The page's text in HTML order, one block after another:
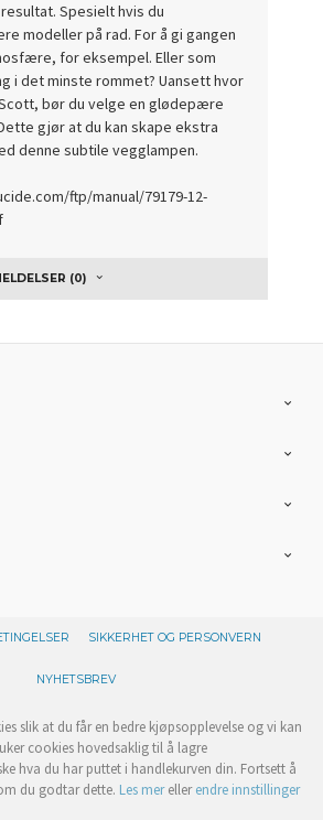
Spesielt hvis du
modeller på rad. For å gi gangen
for eksempel. Eller som
i det minste rommet? Uansett hvor
bør du velge en glødepære
gjør at du kan skape ekstra
denne subtile vegglampen.
ftp/manual/79179-12-
(0)
SIKKERHET OG PERSONVERN
NYHETSBREV
slik at du får en bedre kjøpsopplevelse og vi kan
cookies hovedsaklig til å lagre
hva du har puttet i handlekurven din. Fortsett å
du godtar dette. Les merellerendre innstillinger